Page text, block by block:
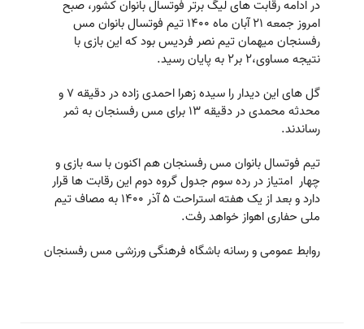
در ادامه رقابت های لیگ برتر فوتسال بانوان کشور، صبح
امروز جمعه ۲۱ آبان ماه ۱۴۰۰ تیم فوتسال بانوان مس
رفسنجان میهمان تیم نصر فردیس بود که این بازی با
نتیجه مساوی،2 بر2 به پایان رسید.
گل های این دیدار را سیده زهرا احمدی زاده در دقیقه ۷ و
محدثه محمدی در دقیقه ۱۳ برای مس رفسنجان به ثمر
رساندند.
تیم فوتسال بانوان مس رفسنجان هم اکنون با سه بازی و
چهار امتیاز در رده سوم جدول گروه دوم این رقابت ها قرار
دارد و بعد از یک هفته استراحت ۵ آذر ۱۴۰۰ به مصاف تیم
ملی حفاری اهواز خواهد رفت.
روابط عمومی و رسانه باشگاه فرهنگی ورزشی مس رفسنجان